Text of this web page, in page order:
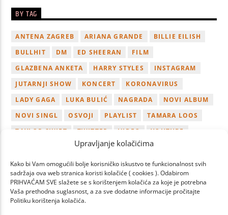
Upravljanje kolačićima
Kako bi Vam omogućili bolje korisničko iskustvo te funkcionalnost svih
sadržaja ova web stranica koristi kolačiće ( cookies ). Odabirom
PRIHVAĆAM SVE slažete se s korištenjem kolačića za koje je potrebna
Vaša prethodna suglasnost, a za sve dodatne informacije pročitajte
Politiku korištenja kolačića.
BY TAG
ANTENA ZAGREB ARIANA GRANDE
BILLIE EILISH
BULLHIT
DM ED SHEERAN
FILM
GLAZBENA ANKETA
HARRY STYLES
INSTAGRAM
JUTARNJI SHOW
KONCERT
KORONAVIRUS
LADY GAGA
LUKA BULIĆ NAGRADA
NOVI ALBUM
NOVI SINGL
OSVOJI PLAYLIST
TAMARA LOOS
TAYLOR SWIFT
TWITTER VIDEO
YOUTUBE